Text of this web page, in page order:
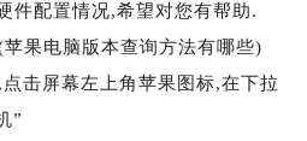
件配置情况,希望对您有帮助.
果电脑版本查询方法有哪些)
击屏幕左上角苹果图标,在下拉
”